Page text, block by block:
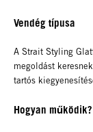
Vendég típusa
A Strait Styling
megoldást
tartós
Hogyan működik?